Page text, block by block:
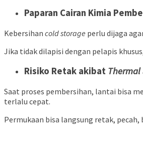
Paparan Cairan Kimia
Kebersihan cold storage perlu dijaga
Jika tidak dilapisi dengan pelapis
Risiko Retak akibat Thermal
Saat proses pembersihan, lantai bisa
terlalu cepat.
Permukaan bisa langsung retak,